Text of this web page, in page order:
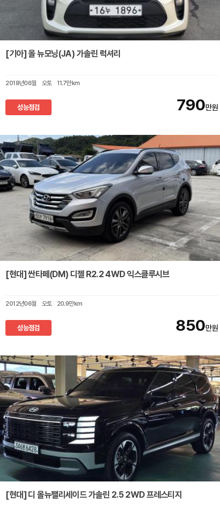
[기아] 올 뉴모닝(JA) 가솔린 럭셔리
2018년06월 오토 11.7만km
성능점검 790만원
[현대] 싼타페(DM) 디젤 R2.2 4WD 익스클루시브
2012년06월 오토 20.9만km
성능점검 850만원
[현대] 디 올뉴팰리세이드 가솔린 2.5 2WD 프레스티지